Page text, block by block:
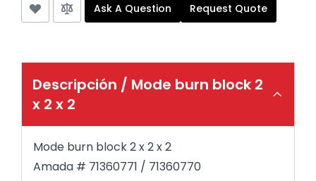
Ask A Question Request Quote
Descripción / Mode burn block 2
x 2 x 2
Mode burn block 2 x 2 x 2
Amada # 71360771 / 71360770